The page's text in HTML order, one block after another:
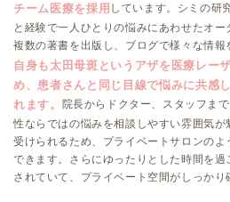
チーム医療を採用 しています。シミの研
と経験で一人ひとりの悩みにあわせたオー
複数の著書を出版し、ブログで様々な情報
自身も太田母斑というアザを医療レー
め、患者さんと同じ目線で悩みに共感
れます。
院長からドクター、スタッフま
性ならではの悩みを相談しやすい雰囲気
受けられるため、プライベートサロンの
できます。さらにゆったりとした時間を
されていて、プライベート空間がしっかり